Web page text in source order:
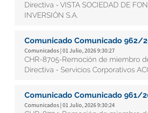
Directiva - VISTA SOCIEDAD DE
INVERSIÓN S.A.
Comunicado Comunicado 962/
Comunicados | 01 Julio, 2026 9:30:27
CHR-8705-Remoción de miembro
Directiva - Servicios Corporativos
Comunicado Comunicado 961/
Comunicados | 01 Julio, 2026 9:30:24